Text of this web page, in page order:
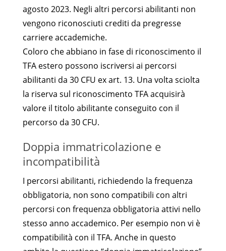
agosto 2023. Negli altri percorsi abilitanti non
vengono riconosciuti crediti da pregresse
carriere accademiche.
Coloro che abbiano in fase di riconoscimento il
TFA estero possono iscriversi ai percorsi
abilitanti da 30 CFU ex art. 13. Una volta sciolta
la riserva sul riconoscimento TFA acquisirà
valore il titolo abilitante conseguito con il
percorso da 30 CFU.
Doppia immatricolazione e
incompatibilità
I percorsi abilitanti, richiedendo la frequenza
obbligatoria, non sono compatibili con altri
percorsi con frequenza obbligatoria attivi nello
stesso anno accademico. Per esempio non vi è
compatibilità con il TFA. Anche in questo